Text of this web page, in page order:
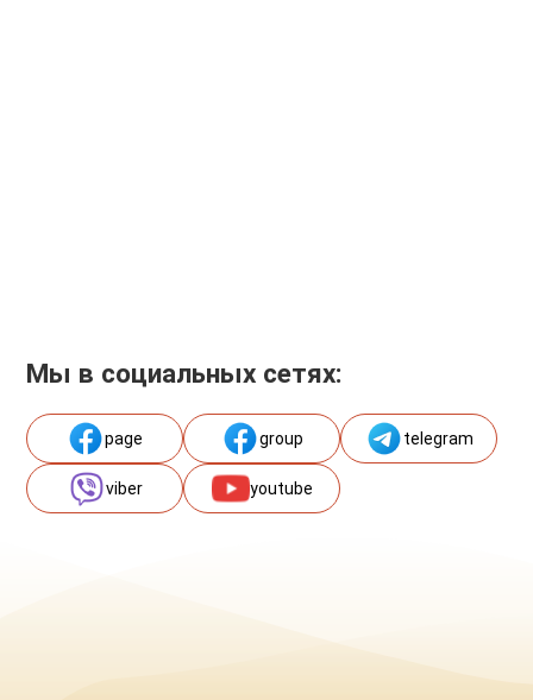
Мы в социальных сетях:
page group telegram
viber youtube